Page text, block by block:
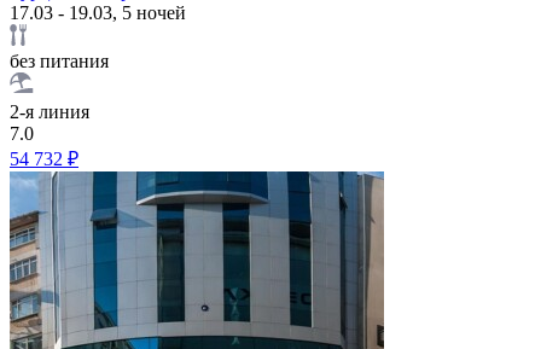
17.03 - 19.03, 5 ночей
без питания
2-я линия
7.0
54 732 ₽